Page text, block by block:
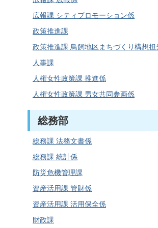
広報課 シティプロモーション係
政策推進課
政策推進課 鳥飼地区まちづくり構想担
人事課
人権女性政策課 推進係
人権女性政策課 男女共同参画係
総務部
総務課 法務文書係
総務課 統計係
防災危機管理課
資産活用課 管財係
資産活用課 活用保全係
財政課